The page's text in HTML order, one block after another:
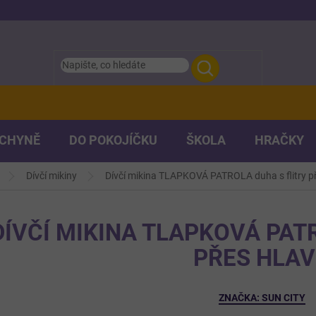
DO POKOJÍČKU ŠKOLA HRAČKY
Dívčí mikiny Dívčí mikina TLAPKOVÁ PATROLA duha s flitry
MIKINA TLAPKOVÁ
PŘES
ZNAČKA: SUN CITY